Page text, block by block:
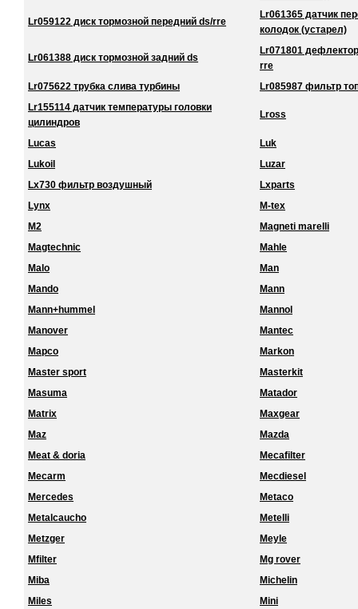
Lr059122 диск тормозной передний ds/rre
Lr061365 датчик
колодок (устарел)
Lr061388 диск тормозной задний ds
Lr071801
rre
Lr075622 трубка слива турбины
Lr085987 фильтр
Lr155114 датчик температуры головки
цилиндров
Lross
Lucas
Luk
Lukoil
Luzar
Lx730 фильтр воздушный
Lxparts
Lynx
M-tex
M2
Magneti marelli
Magtechnic
Mahle
Malo
Man
Mando
Mann
Mann+hummel
Mannol
Manover
Mantec
Mapco
Markon
Master sport
Masterkit
Masuma
Matador
Matrix
Maxgear
Maz
Mazda
Meat & doria
Mecafilter
Mecarm
Mecdiesel
Mercedes
Metaco
Metalcaucho
Metelli
Metzger
Meyle
Mfilter
Mg rover
Miba
Michelin
Miles
Mini